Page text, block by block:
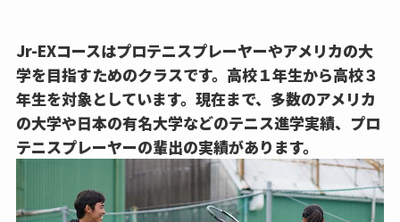
Jr-EXコースはプロテニスプレーヤーやアメリカの大
学を目指すためのクラスです。 高校１年生から高校３
年生を対象としています。現在まで、多数のアメリカ
の大学や日本の有名大学などのテニス進学実績、プロ
テニスプレーヤーの輩出の実績があります。